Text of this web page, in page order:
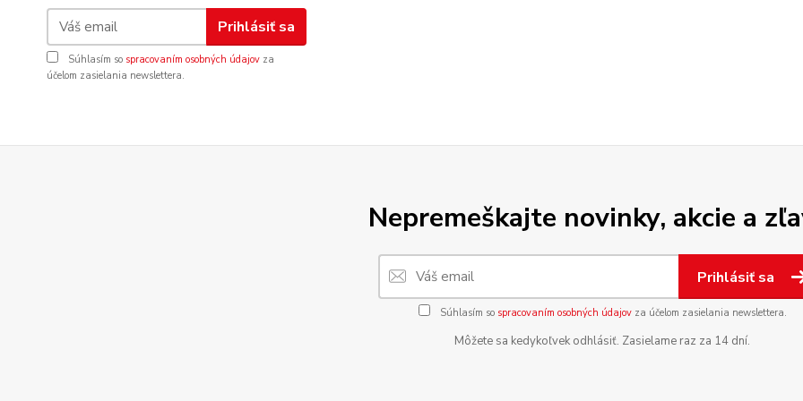
Prihlásiť sa
Súhlasím so spracovaním osobných údajov za
účelom zasielania newslettera.
Nepremeškajte novinky, akcie a
Prihlásiť sa
Súhlasím so spracovaním osobných údajovza účelom zasielania newslettera.
Môžete sa kedykoľvek odhlásiť. Zasielame raz za 14 dní.